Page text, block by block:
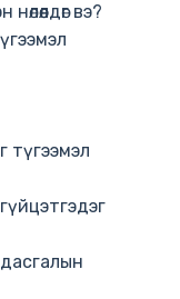
вэ?
түгээмэл